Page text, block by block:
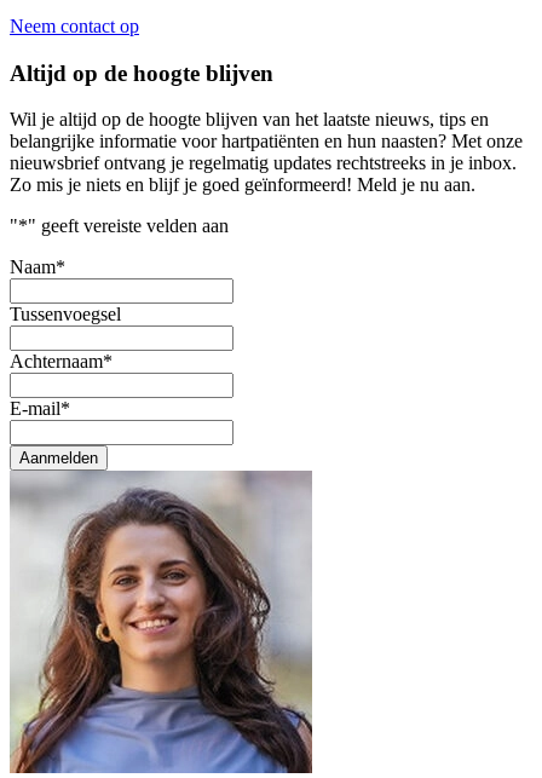
Neem contact op
Altijd op de hoogte blijven
Wil je altijd op de hoogte blijven van het laatste nieuws, tips en
belangrijke informatie voor hartpatiënten en hun naasten? Met onze
nieuwsbrief ontvang je regelmatig updates rechtstreeks in je inbox.
Zo mis je niets en blijf je goed geïnformeerd! Meld je nu aan.
"*" geeft vereiste velden aan
Naam*
Tussenvoegsel
Achternaam*
E-mail*
Aanmelden